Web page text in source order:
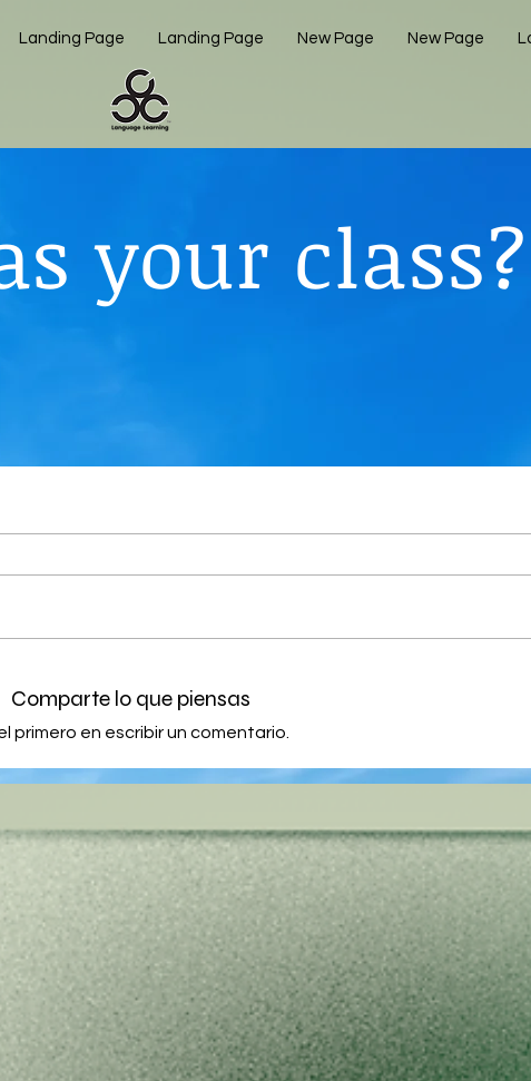
Landing Page Landing Page New Page New Page
your class?
Comparte lo que piensas
primero en escribir un comentario.